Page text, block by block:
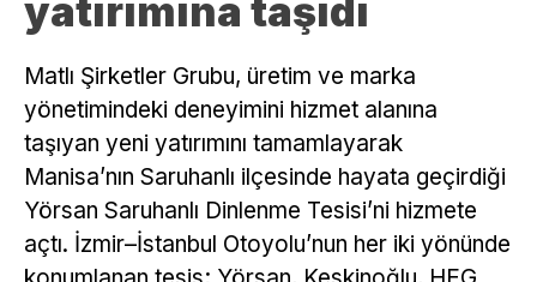
yatırımına taşıdı
Matlı Şirketler Grubu, üretim ve marka
yönetimindeki deneyimini hizmet alanına
taşıyan yeni yatırımını tamamlayarak
Manisa’nın Saruhanlı ilçesinde hayata geçirdiği
Yörsan Saruhanlı Dinlenme Tesisi’ni hizmete
açtı. İzmir–İstanbul Otoyolu’nun her iki yönünde